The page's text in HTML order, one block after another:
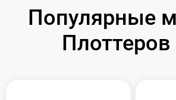
Популярные
Плоттеров